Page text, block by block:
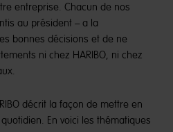
entreprise. Chacun de nos
au président – a la
bonnes décisions et de ne
ni chez HARIBO, ni chez
décrit la façon de mettre en
En voici les thématiques